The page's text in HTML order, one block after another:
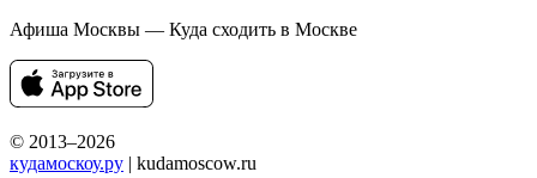
Афиша Москвы — Куда сходить в Москве
© 2013–2026
кудамоскоу.ру | kudamoscow.ru